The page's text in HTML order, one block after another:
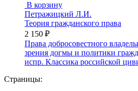
В корзину
Петражицкий Л.И.
Теория гражданского права
2 150 ₽
Права добросовестного
зрения догмы и политики
испр. Классика российской
Страницы: